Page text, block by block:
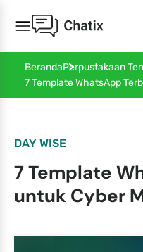
BerandaPerpustakaan
7 Template WhatsApp
DAY WISE
7 Template
untuk Cyber